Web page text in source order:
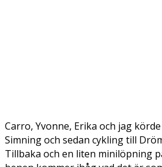
Carro, Yvonne, Erika och jag
Simning och sedan cykling till
Tillbaka och en liten minilöpning